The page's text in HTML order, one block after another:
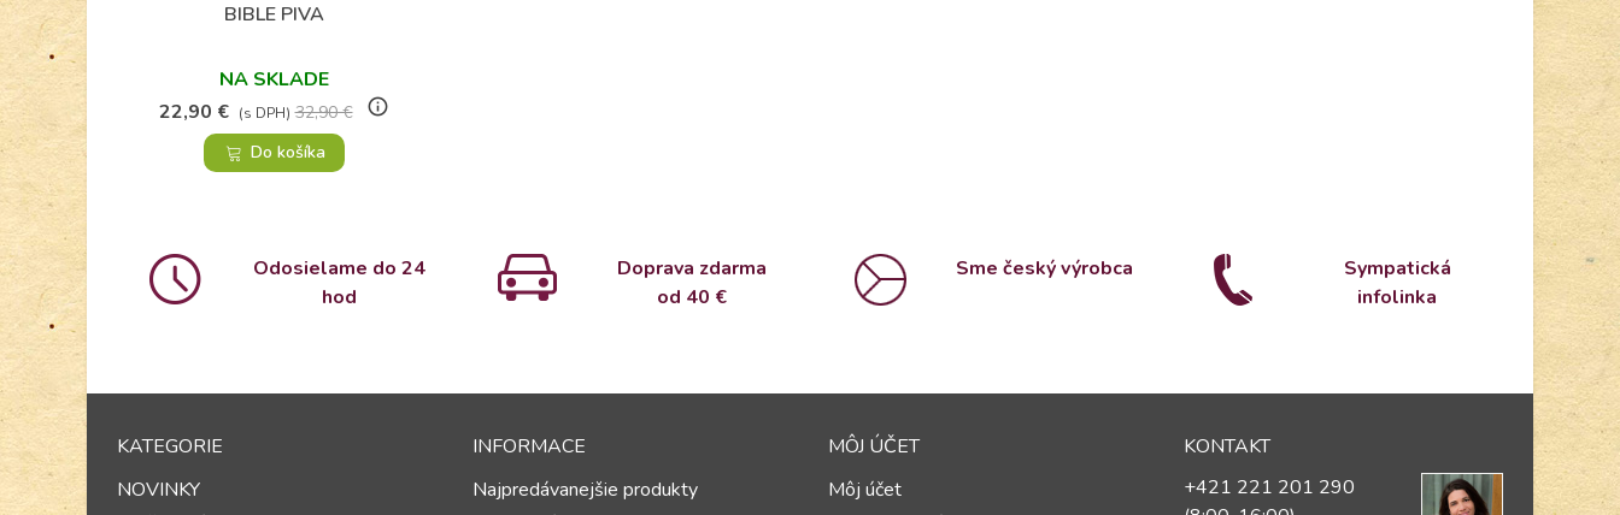
Obľúbené
BIBLE PIVA
NA SKLADE
22,90 € (s DPH) 32,90 € info_outline
Do košíka
Odosielame do 24
hod
Doprava zdarma
od 40 €
Sme český výrobca
Sympatická
infolinka
KATEGORIE
NOVINKY
INFORMACE
Najpredávanejšie produkty
MÔJ ÚČET
Môj účet
KONTAKT
+421 221 201 290